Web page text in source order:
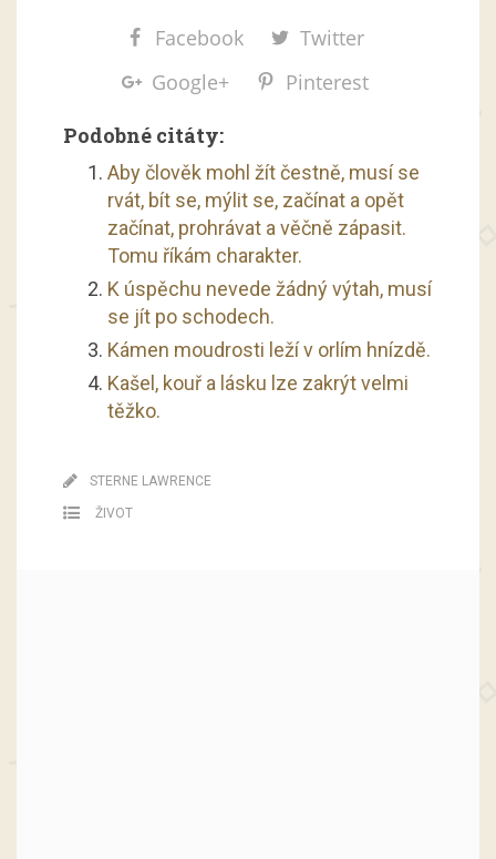
Facebook
Twitter
Google+
Pinterest
Podobné citáty:
Aby člověk mohl žít čestně, musí se
rvát, bít se, mýlit se, začínat a opět
začínat, prohrávat a věčně zápasit.
Tomu říkám charakter.
K úspěchu nevede žádný výtah, musí
se jít po schodech.
Kámen moudrosti leží v orlím hnízdě.
Kašel, kouř a lásku lze zakrýt velmi
těžko.
STERNE LAWRENCE
ŽIVOT